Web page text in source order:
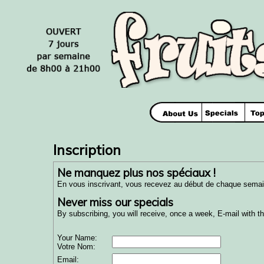
Inscription
Ne manquez plus nos spéciaux !
En vous inscrivant, vous recevez au début de chaque
Never miss our specials
By subscribing, you will receive, once a week, E-mail with
Your Name:
Votre Nom:
Email: